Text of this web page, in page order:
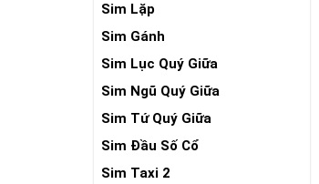
Sim Lặp
Sim Gánh
Sim Lục Quý Giữa
Sim Ngũ Quý Giữa
Sim Tứ Quý Giữa
Sim Đầu Số Cổ
Sim Taxi 2